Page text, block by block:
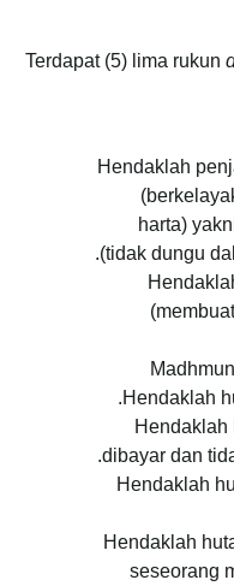
Terdapat (5) lima rukun
Hendaklah
harta)
(tidak dungu
Hendaklah
Hendaklah
dibayar dan
Hendaklah
Hendaklah
seseorang